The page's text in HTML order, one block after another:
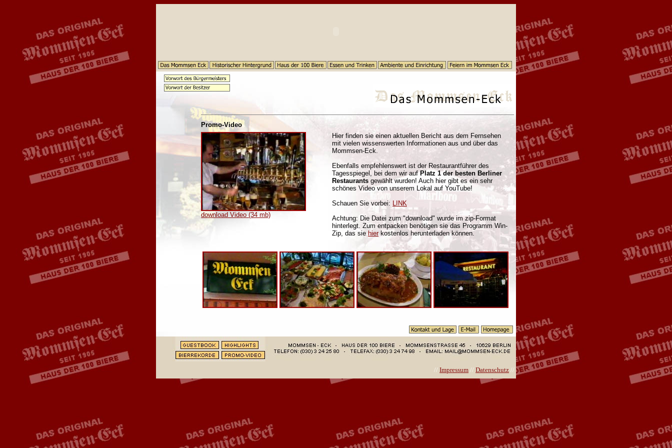
Promo-Video
download Video (34 mb)
Hier finden sie einen aktuellen Bericht aus dem Fernsehen
mit vielen wissenswerten Informationen aus und über das
Mommsen-Eck.
Ebenfalls empfehlenswert ist der Restaurantführer des
Tagesspiegel, bei dem wir aufPlatz 1 der besten Berliner
Restaurants gewählt wurden! Auch hier gibt es ein sehr
schönes Video von unserem Lokal auf YouTube!
Schauen Sie vorbei: LINK
Achtung: Die Datei zum "download" wurde im zip-Format
hinterlegt. Zum entpacken benötigen sie das Programm Win-
Zip, das sie hierkostenlos herunterladen können.
// Impressum // Datenschutz //